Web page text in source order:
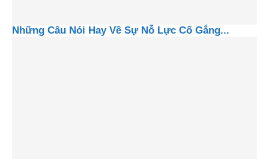
Những Câu Nói Hay Về Sự Nỗ Lực Cố Gắng...